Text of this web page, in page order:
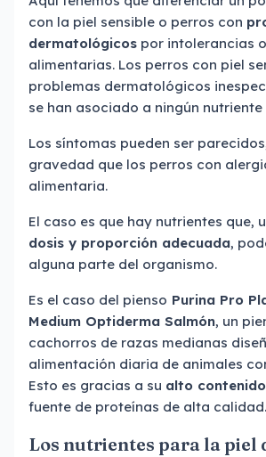
con la piel sensible o perros con
dermatológicos por intolerancias
alimentarias. Los perros con piel
problemas dermatológicos
se han asociado a ningún
Los síntomas pueden ser
gravedad que los perros con
alimentaria.
El caso es que hay nutrientes que,
dosis y proporción adecuada,
alguna parte del organismo.
Es el caso del pienso Purina Pro
Medium Optiderma Salmón, un
cachorros de razas medianas
alimentación diaria de animales
Esto es gracias a su alto
fuente de proteínas de alta calidad.
Los nutrientes para la piel